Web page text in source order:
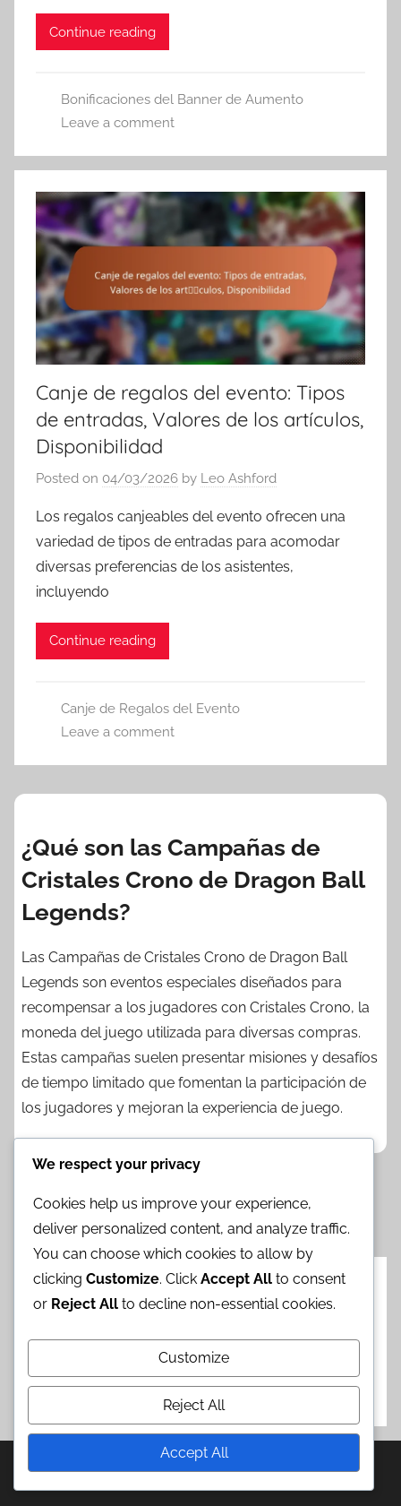
Continue reading
Bonificaciones del Banner de Aumento
Leave a comment
Canje de regalos del evento: Tipos
de entradas, Valores de los artículos,
Disponibilidad
Posted on 04/03/2026 by Leo Ashford
Los regalos canjeables del evento ofrecen una
variedad de tipos de entradas para acomodar
diversas preferencias de los asistentes,
incluyendo
Continue reading
Canje de Regalos del Evento
Leave a comment
¿Qué son las Campañas de
Cristales Crono de Dragon Ball
Legends?
Las Campañas de Cristales Crono de Dragon Ball
Legends son eventos especiales diseñados para
recompensar a los jugadores con Cristales Crono, la
moneda del juego utilizada para diversas compras.
Estas campañas suelen presentar misiones y desafíos
de tiempo limitado que fomentan la participación de
los jugadores y mejoran la experiencia de juego.
▾
Posts
pagination
1 2 3 … 5
Next
Posts
»
Categorías
Campañas de Cristales Crono
Canje de Regalos del Evento
WordPress Theme: Donovan by ThemeZee.
We respect your privacy
Cookies help us improve your experience,
deliver personalized content, and analyze traffic.
You can choose which cookies to allow by
clicking Customize. Click Accept All to consent
or Reject All to decline non-essential cookies.
Customize
Reject All
Accept All